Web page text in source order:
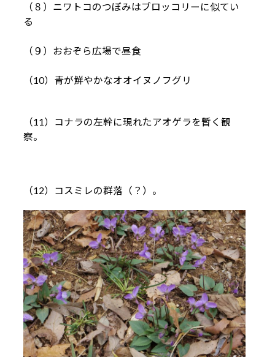
（８）ニワトコのつぼみはブロッコリーに似てい
る
（９）おおぞら広場で昼食
（10）青が鮮やかなオオイヌノフグリ
（11）コナラの左幹に現れたアオゲラを暫く観
察。
（12）コスミレの群落（？）。